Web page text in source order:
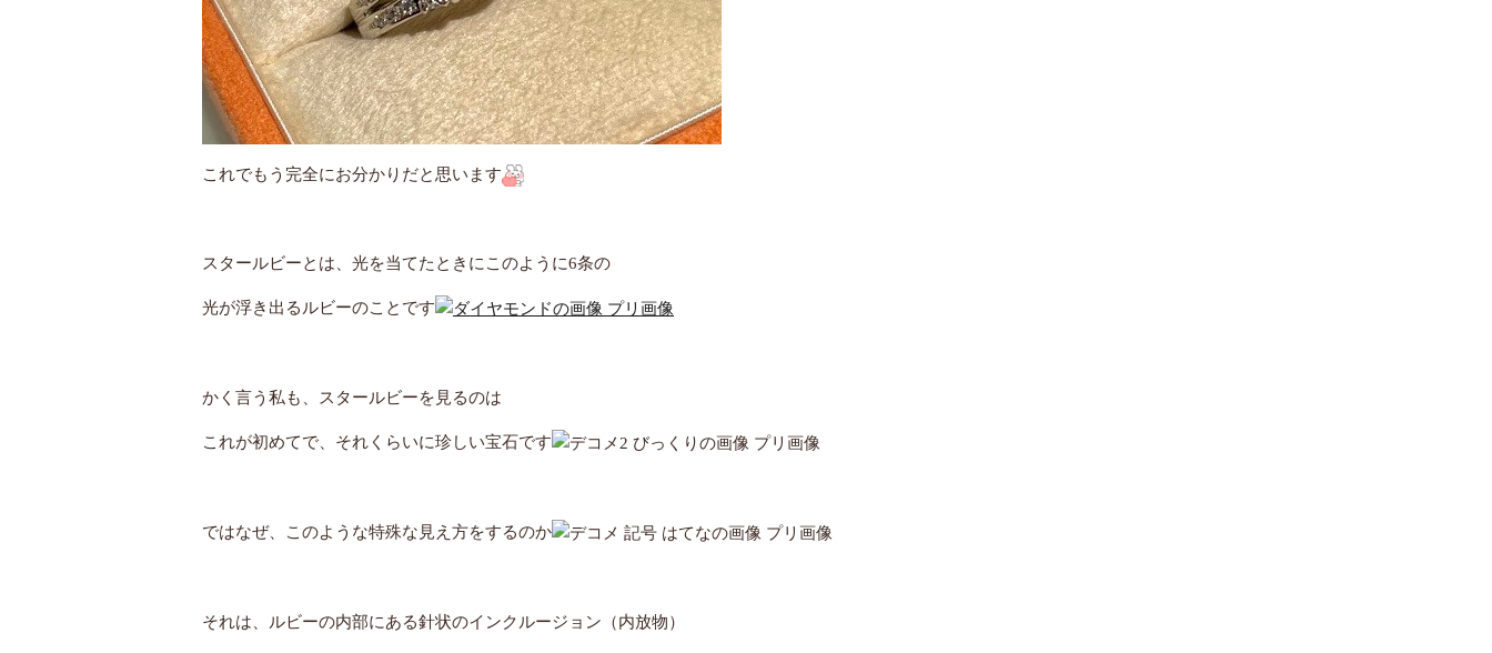
これでもう完全にお分かりだと思います
スタールビーとは、光を当てたときにこのように6条の
光が浮き出るルビーのことです
かく言う私も、スタールビーを見るのは
これが初めてで、それくらいに珍しい宝石です
ではなぜ、このような特殊な見え方をするのか
それは、ルビーの内部にある針状のインクルージョン（内放物）